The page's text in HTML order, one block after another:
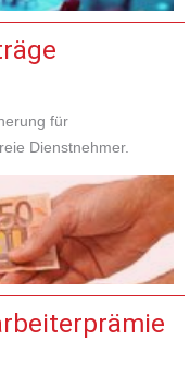
für
Dienstnehmer.